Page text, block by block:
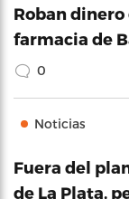
Roban
farmacia de
0
Noticias
Fuera del
de La Plata,